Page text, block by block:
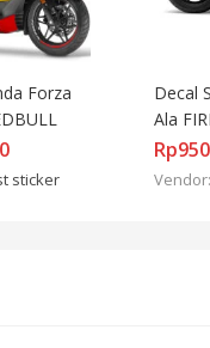
Forza
sticker
Decal
Ala
Rp
Vendor: